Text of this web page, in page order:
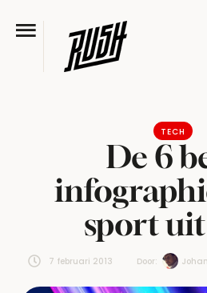
TECH
De 6
sport uit
7 februari 2013 Door: